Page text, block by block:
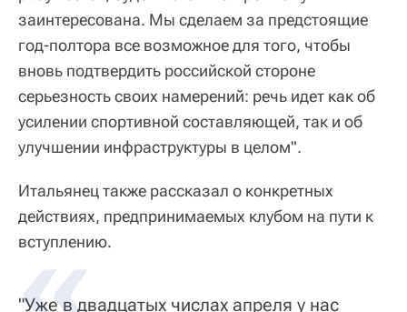
заинтересована. Мы сделаем за предстоящие
год-полтора все возможное для того, чтобы
вновь подтвердить российской стороне
серьезность своих намерений: речь идет как об
усилении спортивной составляющей, так и об
улучшении инфраструктуры в целом".
Итальянец также рассказал о конкретных
действиях, предпринимаемых клубом на пути к
вступлению.
"Уже в двадцатых числах апреля у нас